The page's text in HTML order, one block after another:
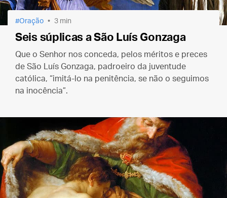
Oração 3 min
Seis súplicas a São Luís Gonzaga
Que o Senhor nos conceda, pelos méritos e preces
de São Luís Gonzaga, padroeiro da juventude
católica, “imitá-lo na penitência, se não o seguimos
na inocência”.